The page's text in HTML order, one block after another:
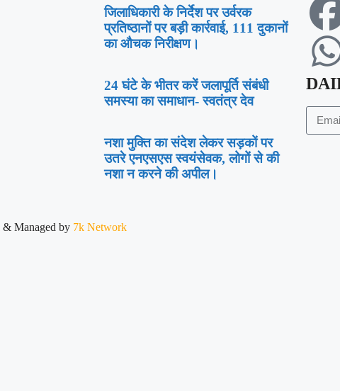
जिलाधिकारी के निर्देश पर उर्वरक
प्रतिष्ठानों पर बड़ी कार्रवाई, 111 दुकानों
का औचक निरीक्षण।
24 घंटे के भीतर करें जलापूर्ति संबंधी
समस्या का समाधान- स्वतंत्र देव
नशा मुक्ति का संदेश लेकर सड़कों पर
उतरे एनएसएस स्वयंसेवक, लोगों से की
नशा न करने की अपील।
& Managed by 7k Network